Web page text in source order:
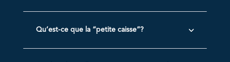
3
Qu’est-ce que la “petite caisse”?